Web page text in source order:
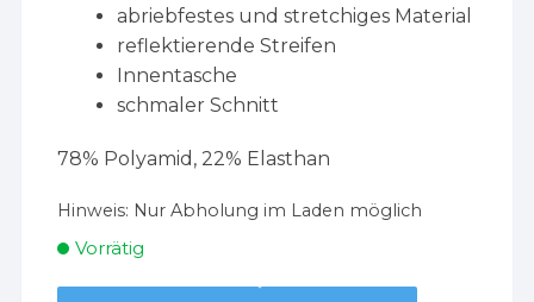
abriebfestes und stretchiges Material
reflektierende Streifen
Innentasche
schmaler Schnitt
78% Polyamid, 22% Elasthan
Hinweis: Nur Abholung im Laden möglich
Vorrätig